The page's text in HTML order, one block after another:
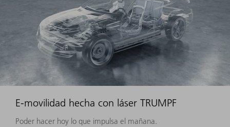
E-movilidad hecha con láser TRUMPF
Poder hacer hoy lo que impulsa el mañana.